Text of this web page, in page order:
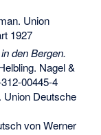
Union
1927
den Bergen.
Nagel &
00445-4
Union Deutsche
von Werner